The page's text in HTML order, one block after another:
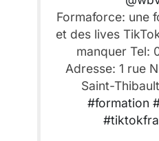
Formaforce: une
et des lives
manquer Tel:
Adresse: 1 rue
Saint-
#formation